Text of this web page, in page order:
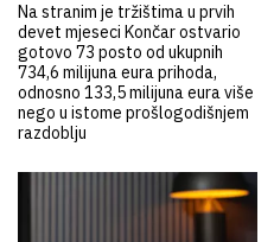
Na stranim je tržištima u prvih
devet mjeseci Končar ostvario
gotovo 73 posto od ukupnih
734,6 milijuna eura prihoda,
odnosno 133,5 milijuna eura više
nego u istome prošlogodišnjem
razdoblju